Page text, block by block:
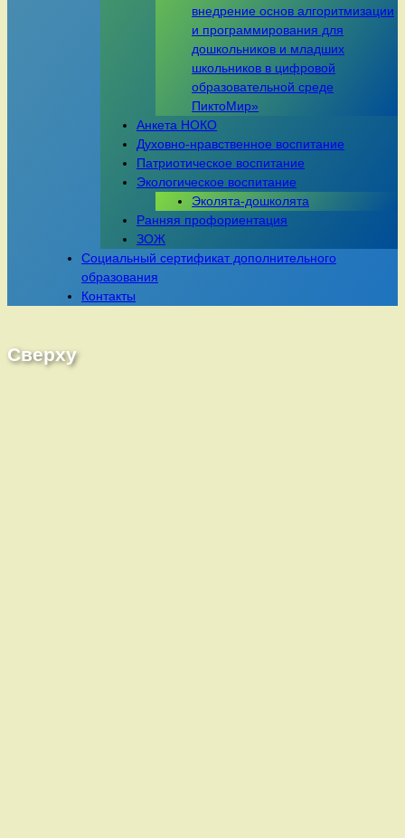
внедрение основ алгоритмизации
и программирования для
дошкольников и младших
школьников в цифровой
образовательной среде
ПиктоМир»
Анкета НОКО
Духовно-нравственное воспитание
Патриотическое воспитание
Экологическое воспитание
Эколята-дошколята
Ранняя профориентация
ЗОЖ
Социальный сертификат дополнительного
образования
Контакты
Сверху